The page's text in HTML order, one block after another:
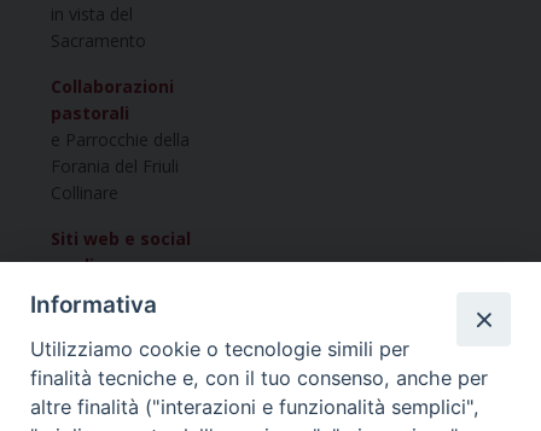
in vista del
Sacramento
Collaborazioni
pastorali
e Parrocchie della
Forania del Friuli
Collinare
Siti web e social
media
della Forania
del Friuli collinare
Vuoi condividere questo articolo?
Informativa
Utilizziamo cookie o tecnologie simili per
finalità tecniche e, con il tuo consenso, anche per
altre finalità ("interazioni e funzionalità semplici",